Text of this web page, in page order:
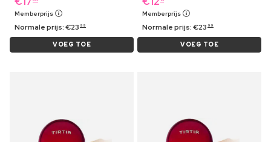
Memberprijs
Normale prijs:€23 99
VOEG TOE
Memberprijs
Normale prijs:€23 99
VOEG TOE